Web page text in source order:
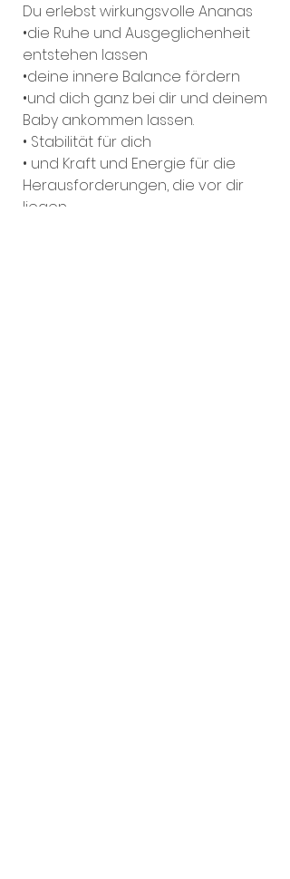
Du erlebst wirkungsvolle Ananas
•die Ruhe und Ausgeglichenheit
entstehen lassen
•deine innere Balance fördern
•und dich ganz bei dir und deinem
Baby ankommen lassen.
• Stabilität für dich
• und Kraft und Energie für die
Herausforderungen, die vor dir
liegen.